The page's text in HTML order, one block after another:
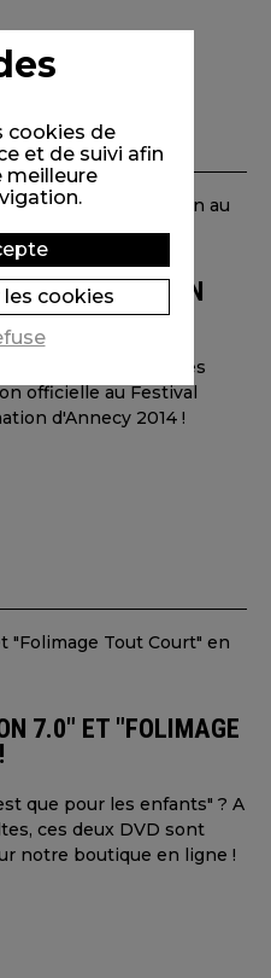
SÉLECTIONNÉ EN
D'ANNECY !
de Jean-Charles
officielle au Festival
d'Annecy 2014 !
7.0" ET "FOLIMAGE
que pour les enfants" ? A
ces deux DVD sont
notre boutique en ligne !
cookies de
et de suivi afin
meilleure
cookies